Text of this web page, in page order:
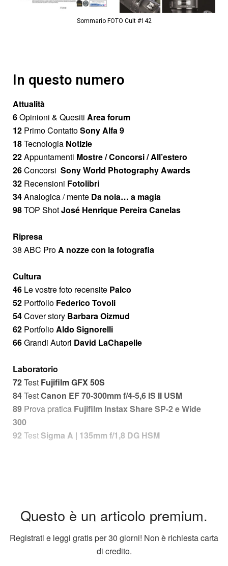
Sommario FOTO Cult #142
In questo numero
Attualità
6Opinioni & Quesiti Area forum
12 Primo ContattoSony Alfa 9
18Tecnologia Notizie
22Appuntamenti Mostre / Concorsi / All’estero
26Concorsi Sony World Photography Awards
32 Recensioni Fotolibri
34Analogica / mente Da noia… a magia
98TOP ShotJosé Henrique Pereira Canelas
Ripresa
38 ABC ProA nozze con la fotografia
Cultura
46 Le vostre foto recensite Palco
52 Portfolio Federico Tovoli
54Cover story Barbara Oizmud
62 PortfolioAldo Signorelli
66Grandi Autori David LaChapelle
Laboratorio
72Test Fujifilm GFX 50S
84TestCanon EF 70-300mm f/4-5,6 IS II USM
89 Prova pratica Fujifilm Instax Share SP-2 e Wide
300
92 Test Sigma A | 135mm f/1,8 DG HSM
Questo è un articolo premium.
Registrati e leggi gratis per 30 giorni! Non è richiesta carta
di credito.